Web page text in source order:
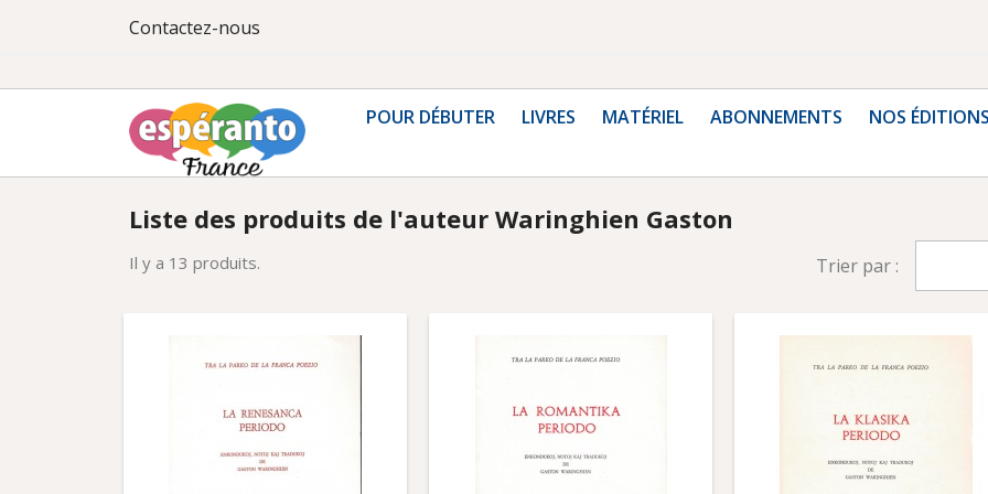
Contactez-nous
POUR DÉBUTER LIVRES MATÉRIEL ABONNEMENTS NOS ÉDITIONS
Liste des produits de l'auteur Waringhien Gaston
Il y a 13 produits. Trier par :